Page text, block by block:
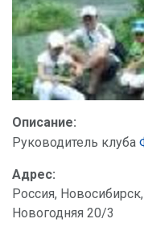
Описание:
Руководитель клуба
Адрес:
Россия,
Новогодняя 20/3